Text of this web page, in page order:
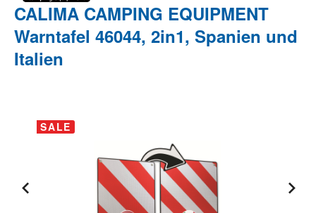
CALIMA CAMPING EQUIPMENT
Warntafel 46044, 2in1, Spanien und
Italien
Bildergalerie überspringen
SALE